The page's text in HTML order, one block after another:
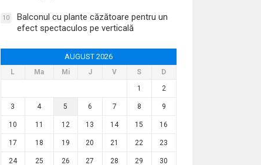
10
Balconul cu plante căzătoare pentru un
efect spectaculos pe verticală
AUGUST 2026
L Ma Mi J V S
D
1
2
3 4 5 6 7 8 9
10 11 12 13 14 15 16
17 18 19 20 21 22 23
24 25 26 27 28 29 30